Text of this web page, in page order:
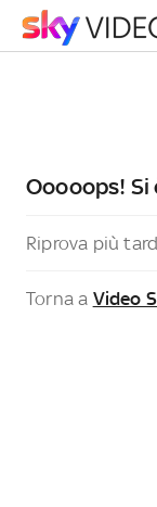
Ooooops!
Riprova più
Torna a Video